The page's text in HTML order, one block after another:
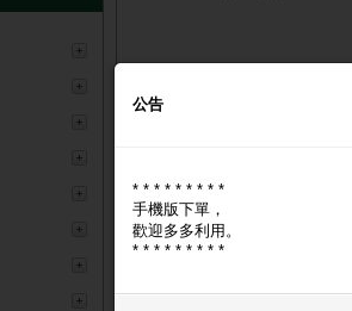
公告
* * * * * * * * *
手機版下單，
歡迎多多利用。
* * * * * * * * *